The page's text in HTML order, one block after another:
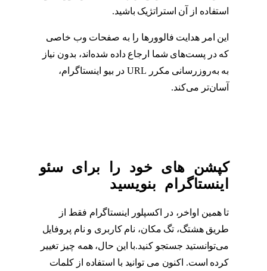
استفاده از آن استراتژیک باشید.
این امر هدایت فالوورها را به صفحات وب خاصی
که در پست‌های شما ارجاع داده شده‌اند، بدون نیاز
به به‌روزرسانی مکرر URL در بیو اینستاگرام،
آسان‌تر می‌کند.
کپشن های خود را برای سئو
اینستاگرام بنویسید
تا همین اواخر، در اکسپلور اینستاگرام فقط از
طریق هشتگ، تگ مکان، نام کاربری و نام پروفایل
می‌توانستید جستجو کنید.با این حال، همه چیز تغییر
کرده است. اکنون می توانید با استفاده از کلمات